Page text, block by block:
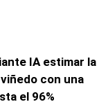
IA estimar la
con una
el 96%